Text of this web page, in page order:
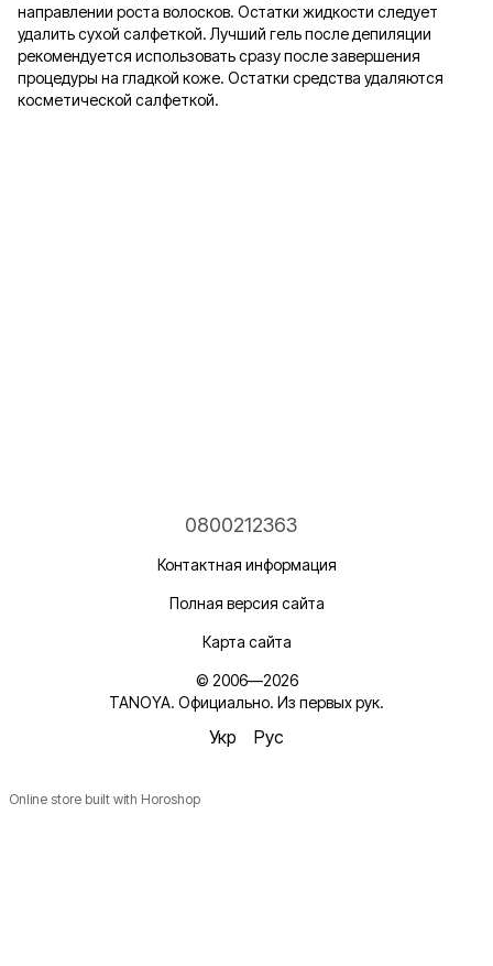
направлении роста волосков. Остатки жидкости следует
удалить сухой салфеткой. Лучший гель после депиляции
рекомендуется использовать сразу после завершения
процедуры на гладкой коже. Остатки средства удаляются
косметической салфеткой.
0800212363
Контактная информация
Полная версия сайта
Карта сайта
© 2006—2026
TANOYA. Официально. Из первых рук.
Укр Рус
Online store built with Horoshop